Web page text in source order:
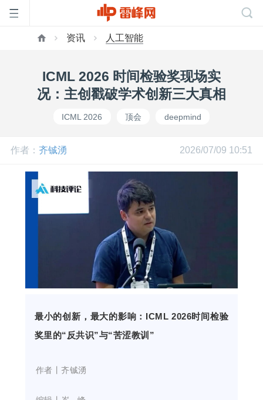
页
网
活
动
资讯 人工智能
ICML 2026 时间检验奖现场实
况：主创戳破学术创新三大真相
ICML 2026 顶会 deepmind
作者： 齐铖湧 2026/07/09 10:51
最小的创新，最大的影响：ICML 2026时间检验
奖里的“反共识”与“苦涩教训”
作者丨齐铖湧